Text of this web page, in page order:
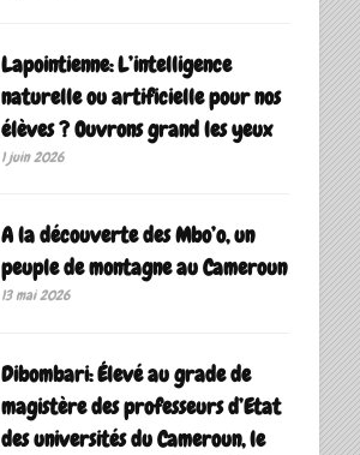
Lapointienne: L’intelligence
naturelle ou artificielle pour nos
élèves ? Ouvrons grand les yeux
1 juin 2026
A la découverte des Mbo’o, un
peuple de montagne au Cameroun
13 mai 2026
Dibombari: Élevé au grade de
magistère des professeurs d’Etat
des universités du Cameroun, le